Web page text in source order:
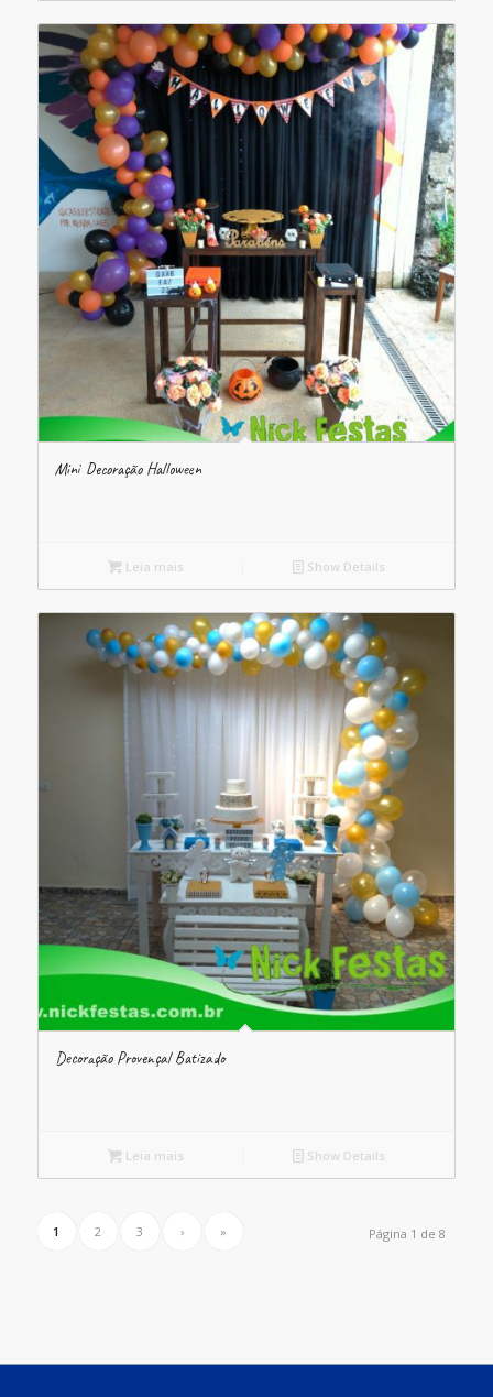
Mini Decoração Halloween
Leia mais Show Details
Decoração Provençal Batizado
Leia mais Show Details
Página 1 de 8
1 2 3 › »